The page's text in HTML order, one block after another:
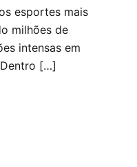
esportes mais
milhões de
intensas em
[…]